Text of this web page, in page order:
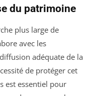
du patrimoine
plus large de
avec les
adéquate de la
de protéger cet
est essentiel pour